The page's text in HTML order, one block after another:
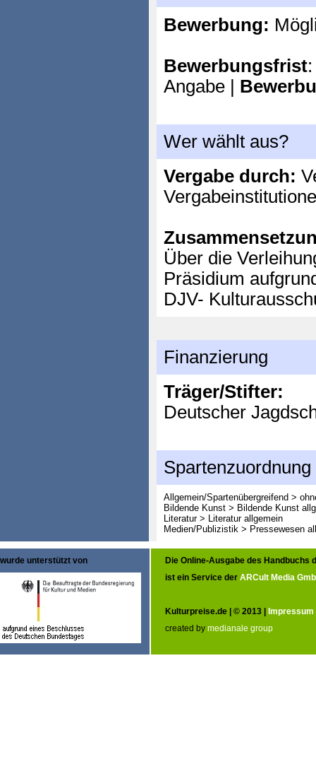
Bewerbung:
Bewerbungsfrist
Angabe |
Wer wählt aus?
Vergabe durch:
Über die
Präsidium
DJV-
Finanzierung
Träger/Stifter:
Deutscher
Spartenzuordnung
Allgemein/Spartenübergreifend >
Bildende Kunst > Bildende Kunst
Literatur > Literatur allgemein
Medien/Publizistik > Pressewesen
wurde unterstützt von
Die Online-Ausgabe des Handbuchs
ist ein Service der ARCult Media
Kulturpreise.de | © 2013 | Impressum
created by medianale group